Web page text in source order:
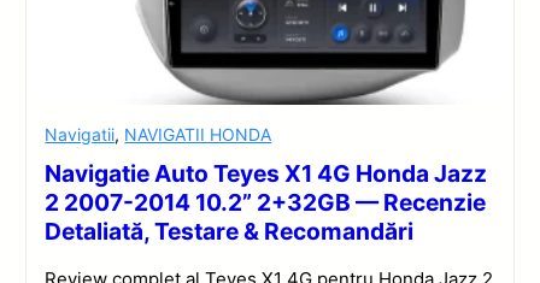
Navigatii, NAVIGATII HONDA
Navigatie Auto Teyes X1 4G Honda Jazz
2 2007-2014 10.2” 2+32GB — Recenzie
Detaliată, Testare & Recomandări